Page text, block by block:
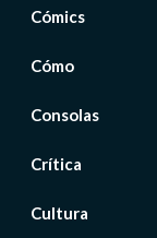
Cómics
Cómo
Consolas
Crítica
Cultura